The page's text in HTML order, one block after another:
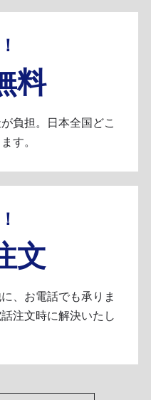
料
負担。日本全国どこ
す。
文
、お電話でも承りま
注文時に解決いたし